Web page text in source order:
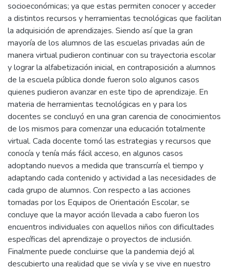
socioeconómicas; ya que estas permiten conocer y acceder
a distintos recursos y herramientas tecnológicas que facilitan
la adquisición de aprendizajes. Siendo así que la gran
mayoría de los alumnos de las escuelas privadas aún de
manera virtual pudieron continuar con su trayectoria escolar
y lograr la alfabetización inicial, en contraposición a alumnos
de la escuela pública donde fueron solo algunos casos
quienes pudieron avanzar en este tipo de aprendizaje. En
materia de herramientas tecnológicas en y para los
docentes se concluyó en una gran carencia de conocimientos
de los mismos para comenzar una educación totalmente
virtual. Cada docente tomó las estrategias y recursos que
conocía y tenía más fácil acceso, en algunos casos
adoptando nuevos a medida que transcurría el tiempo y
adaptando cada contenido y actividad a las necesidades de
cada grupo de alumnos. Con respecto a las acciones
tomadas por los Equipos de Orientación Escolar, se
concluye que la mayor acción llevada a cabo fueron los
encuentros individuales con aquellos niños con dificultades
específicas del aprendizaje o proyectos de inclusión.
Finalmente puede concluirse que la pandemia dejó al
descubierto una realidad que se vivía y se vive en nuestro